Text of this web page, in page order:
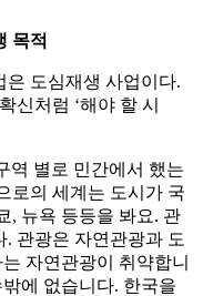
목적
은 도심재생 사업이다.
신처럼 ‘해야 할 시
역 별로 민간에서 했는
로의 세계는 도시가 국
, 뉴욕 등등을 봐요. 관
. 관광은 자연관광과 도
자연관광이 취약합니
에 없습니다. 한국을